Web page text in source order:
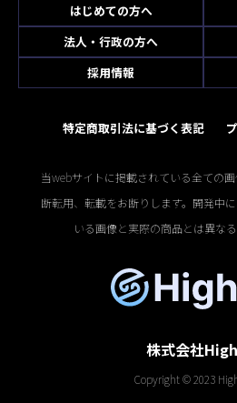
はじめての方へ
法人・行政の方へ
採用情報
特定商取引法に基づく表記
当webサイトに掲載されている全ての
断転用、転載をお断りします。開発中
いる画像と実際の商品とは異な
株式会社
Copyright © 2023